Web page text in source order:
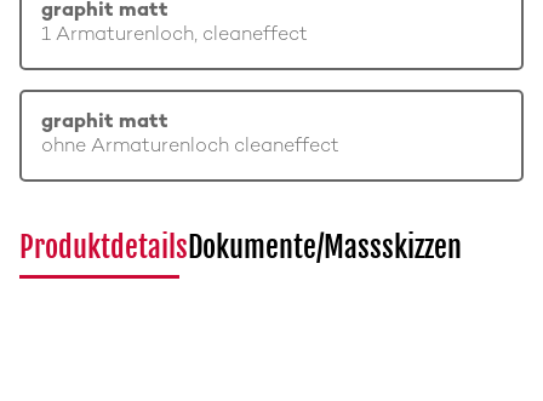
graphit matt
1 Armaturenloch, cleaneffect
graphit matt
ohne Armaturenloch cleaneffect
ProduktdetailsDokumente/Massskizzen